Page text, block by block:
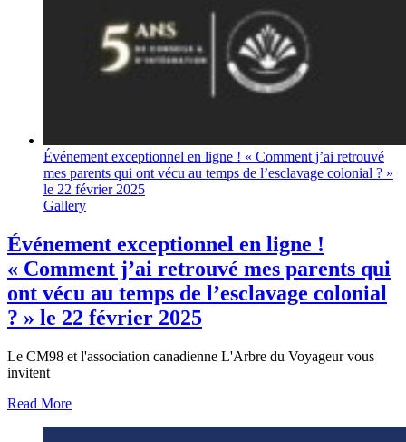
Événement exceptionnel en ligne ! « Comment j’ai retrouvé
mes parents qui ont vécu au temps de l’esclavage colonial ? »
le 22 février 2025
Gallery
Événement exceptionnel en ligne !
« Comment j’ai retrouvé mes parents qui
ont vécu au temps de l’esclavage colonial
? » le 22 février 2025
Le CM98 et l'association canadienne L'Arbre du Voyageur vous
invitent
Read More